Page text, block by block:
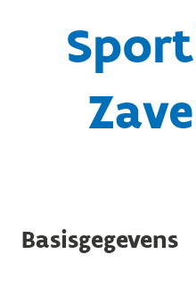
Basisgegevens